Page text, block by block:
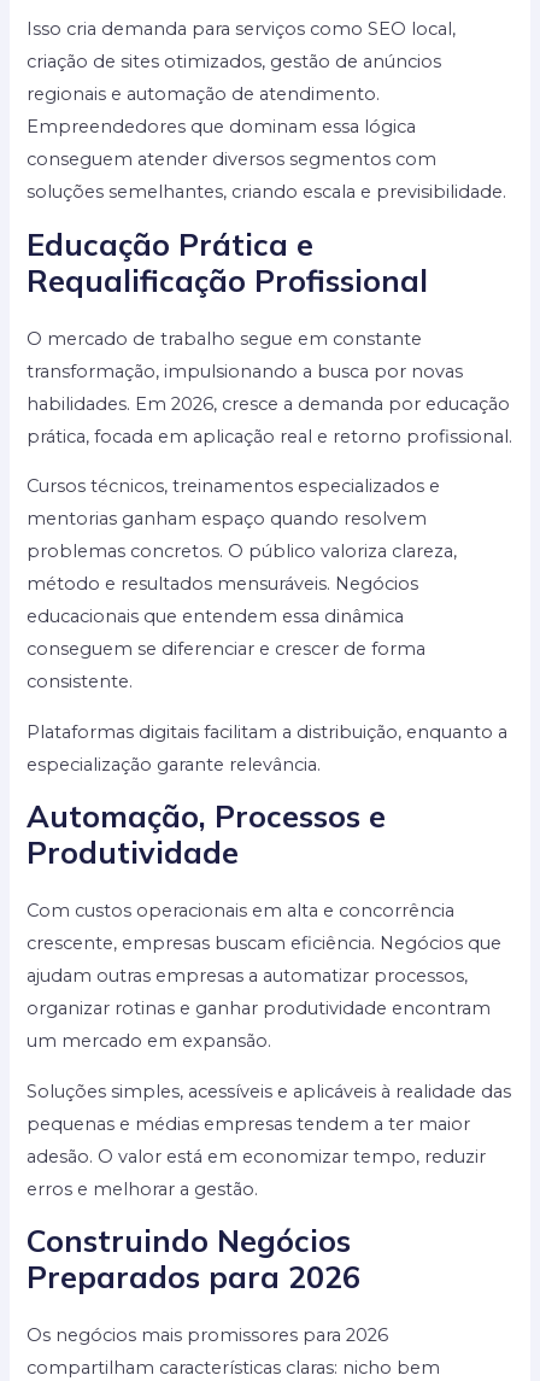
Isso cria demanda para serviços como SEO local,
criação de sites otimizados, gestão de anúncios
regionais e automação de atendimento.
Empreendedores que dominam essa lógica
conseguem atender diversos segmentos com
soluções semelhantes, criando escala e previsibilidade.
Educação Prática e
Requalificação Profissional
O mercado de trabalho segue em constante
transformação, impulsionando a busca por novas
habilidades. Em 2026, cresce a demanda por educação
prática, focada em aplicação real e retorno profissional.
Cursos técnicos, treinamentos especializados e
mentorias ganham espaço quando resolvem
problemas concretos. O público valoriza clareza,
método e resultados mensuráveis. Negócios
educacionais que entendem essa dinâmica
conseguem se diferenciar e crescer de forma
consistente.
Plataformas digitais facilitam a distribuição, enquanto a
especialização garante relevância.
Automação, Processos e
Produtividade
Com custos operacionais em alta e concorrência
crescente, empresas buscam eficiência. Negócios que
ajudam outras empresas a automatizar processos,
organizar rotinas e ganhar produtividade encontram
um mercado em expansão.
Soluções simples, acessíveis e aplicáveis à realidade das
pequenas e médias empresas tendem a ter maior
adesão. O valor está em economizar tempo, reduzir
erros e melhorar a gestão.
Construindo Negócios
Preparados para 2026
Os negócios mais promissores para 2026
compartilham características claras: nicho bem